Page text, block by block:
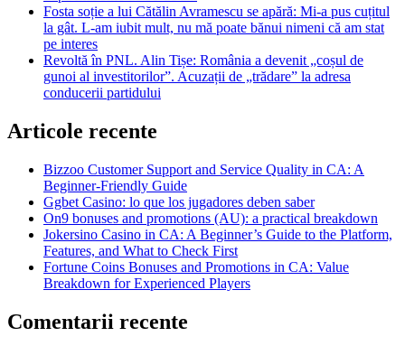
Fosta soție a lui Cătălin Avramescu se apără: Mi-a pus cuțitul
la gât. L-am iubit mult, nu mă poate bănui nimeni că am stat
pe interes
Revoltă în PNL. Alin Tișe: România a devenit „coșul de
gunoi al investitorilor”. Acuzații de „trădare” la adresa
conducerii partidului
Articole recente
Bizzoo Customer Support and Service Quality in CA: A
Beginner-Friendly Guide
Ggbet Casino: lo que los jugadores deben saber
On9 bonuses and promotions (AU): a practical breakdown
Jokersino Casino in CA: A Beginner’s Guide to the Platform,
Features, and What to Check First
Fortune Coins Bonuses and Promotions in CA: Value
Breakdown for Experienced Players
Comentarii recente